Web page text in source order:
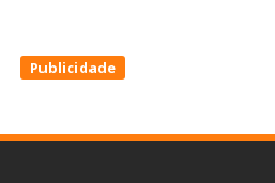
Publicidade